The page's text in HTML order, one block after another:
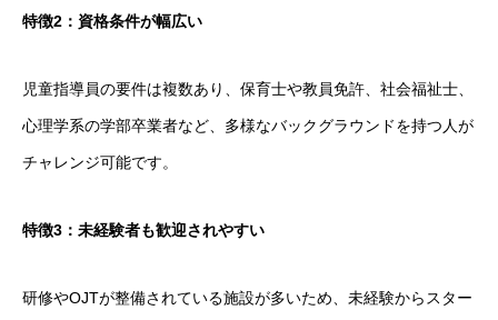
特徴2：資格条件が幅広い
児童指導員の要件は複数あり、保育士や教員免許、社会福祉士、
心理学系の学部卒業者など、多様なバックグラウンドを持つ人が
チャレンジ可能です。
特徴3：未経験者も歓迎されやすい
研修やOJTが整備されている施設が多いため、未経験からスター